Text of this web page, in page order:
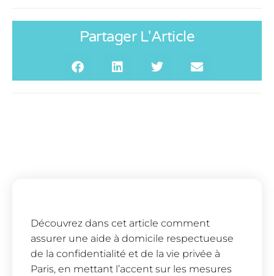
Partager L'Article
Découvrez dans cet article comment
assurer une aide à domicile respectueuse
de la confidentialité et de la vie privée à
Paris, en mettant l’accent sur les mesures